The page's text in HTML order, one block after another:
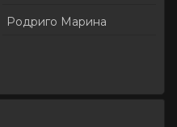
Родриго Марина